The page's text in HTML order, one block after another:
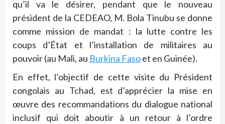
qu’il va le désirer, pendant que le nouveau
président de la CEDEAO, M. Bola Tinubu se donne
comme mission de mandat : la lutte contre les
coups d’État et l’installation de militaires au
pouvoir (au Mali, au Burkina Fasoet en Guinée).
En effet, l’objectif de cette visite du Président
congolais au Tchad, est d’apprécier la mise en
œuvre des recommandations du dialogue national
inclusif qui doit aboutir à un retour à l’ordre